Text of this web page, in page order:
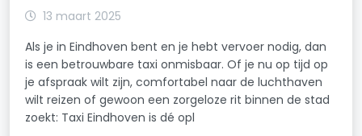
13 maart 2025
Als je in Eindhoven bent en je hebt vervoer nodig, dan
is een betrouwbare taxi onmisbaar. Of je nu op tijd op
je afspraak wilt zijn, comfortabel naar de luchthaven
wilt reizen of gewoon een zorgeloze rit binnen de stad
zoekt: Taxi Eindhoven is dé opl